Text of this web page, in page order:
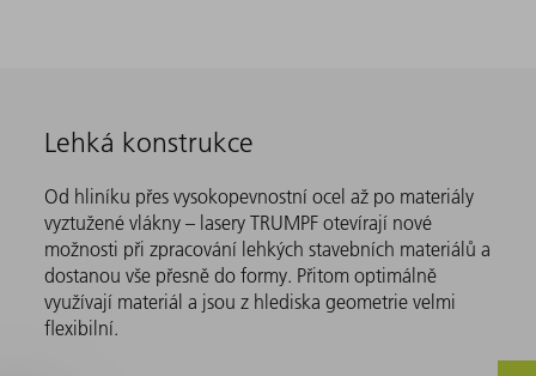
Lehká konstrukce
Od hliníku přes vysokopevnostní ocel až po materiály
vyztužené vlákny – lasery TRUMPF otevírají nové
možnosti při zpracování lehkých stavebních materiálů a
dostanou vše přesně do formy. Přitom optimálně
využívají materiál a jsou z hlediska geometrie velmi
flexibilní.